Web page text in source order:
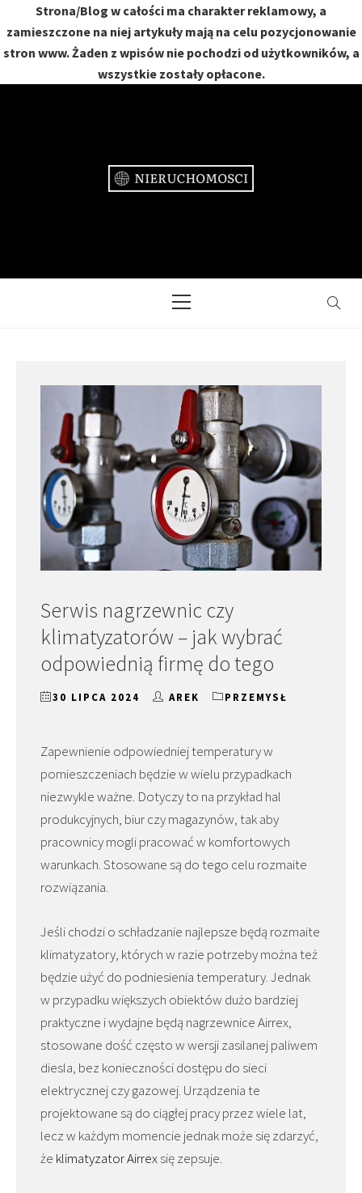
Strona/Blog w całości ma charakter reklamowy, a
zamieszczone na niej artykuły mają na celu pozycjonowanie
stron www. Żaden z wpisów nie pochodzi od użytkowników, a
wszystkie zostały opłacone.
Menu
Serwis nagrzewnic czy
klimatyzatorów – jak wybrać
odpowiednią firmę do tego
30 LIPCA 2024 AREK PRZEMYSŁ
Zapewnienie odpowiedniej temperatury w
pomieszczeniach będzie w wielu przypadkach
niezwykle ważne. Dotyczy to na przykład hal
produkcyjnych, biur czy magazynów, tak aby
pracownicy mogli pracować w komfortowych
warunkach. Stosowane są do tego celu rozmaite
rozwiązania.
Jeśli chodzi o schładzanie najlepsze będą rozmaite
klimatyzatory, których w razie potrzeby można też
będzie użyć do podniesienia temperatury. Jednak
w przypadku większych obiektów dużo bardziej
praktyczne i wydajne będą nagrzewnice Airrex,
stosowane dość często w wersji zasilanej paliwem
diesla, bez konieczności dostępu do sieci
elektrycznej czy gazowej. Urządzenia te
projektowane są do ciągłej pracy przez wiele lat,
lecz w każdym momencie jednak może się zdarzyć,
że klimatyzator Airrexsię zepsuje.